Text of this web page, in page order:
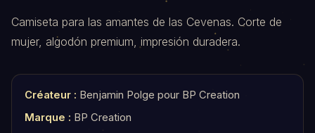
Camiseta para las amantes de las Cevenas. Corte de
mujer, algodón premium, impresión duradera.
Créateur : Benjamin Polge pour BP Creation
Marque : BP Creation